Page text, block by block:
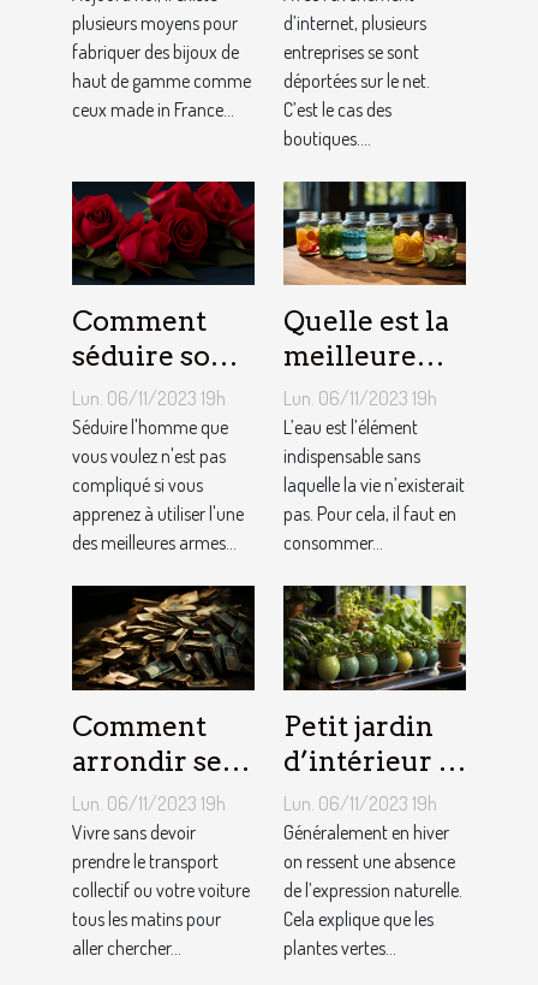
plusieurs moyens pour
fabriquer des bijoux de
haut de gamme comme
ceux made in France...
d’internet, plusieurs
entreprises se sont
déportées sur le net.
C’est le cas des
boutiques....
Comment
séduire son
homme ?
Lun. 06/11/2023 19h
Séduire l'homme que
vous voulez n'est pas
compliqué si vous
apprenez à utiliser l'une
des meilleures armes...
Quelle est la
meilleure
quantité
d’eau qu’il
faut au
quotidien ?
Lun. 06/11/2023 19h
L’eau est l’élément
indispensable sans
laquelle la vie n’existerait
pas. Pour cela, il faut en
consommer...
Comment
arrondir ses
fins du mois
avec
l’internet ?
Lun. 06/11/2023 19h
Vivre sans devoir
prendre le transport
collectif ou votre voiture
tous les matins pour
aller chercher...
Petit jardin
d’intérieur :
comment en
créer chez
soi ?
Lun. 06/11/2023 19h
Généralement en hiver
on ressent une absence
de l’expression naturelle.
Cela explique que les
plantes vertes...